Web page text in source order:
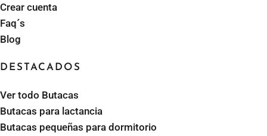
Crear cuenta
Faq´s
Blog
DESTACADOS
Ver todo Butacas
Butacas para lactancia
Butacas pequeñas para dormitorio